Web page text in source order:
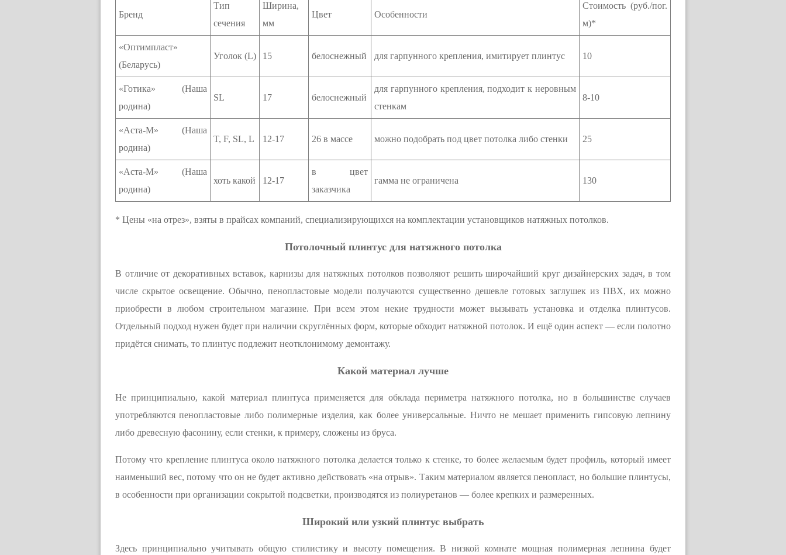
Бренд
Тип
сечения
Ширина,
мм
Цвет Особенности
Стоимость (руб./пог.
м)*
«Оптимпласт»
(Беларусь)
Уголок (L) 15 белоснежный для гарпунного крепления, имитирует плинтус 10
«Готика» (Наша
родина)
SL 17 белоснежный
для гарпунного крепления, подходит к неровным
стенкам
8-10
«Аста-М» (Наша
родина)
T, F, SL, L 12-17 26 в массе можно подобрать под цвет потолка либо стенки 25
«Аста-М» (Наша
родина)
хоть какой 12-17
в цвет
заказчика
гамма не ограничена 130
* Цены «на отрез», взяты в прайсах компаний, специализирующихся на комплектации установщиков натяжных потолков.
Потолочный плинтус для натяжного потолка
В отличие от декоративных вставок, карнизы для натяжных потолков позволяют решить широчайший круг дизайнерских задач, в том
числе скрытое освещение. Обычно, пенопластовые модели получаются существенно дешевле готовых заглушек из ПВХ, их можно
приобрести в любом строительном магазине. При всем этом некие трудности может вызывать установка и отделка плинтусов.
Отдельный подход нужен будет при наличии скруглённых форм, которые обходит натяжной потолок. И ещё один аспект — если полотно
придётся снимать, то плинтус подлежит неотклонимому демонтажу.
Какой материал лучше
Не принципиально, какой материал плинтуса применяется для обклада периметра натяжного потолка, но в большинстве случаев
употребляются пенопластовые либо полимерные изделия, как более универсальные. Ничто не мешает применить гипсовую лепнину
либо древесную фасонину, если стенки, к примеру, сложены из бруса.
Потому что крепление плинтуса около натяжного потолка делается только к стенке, то более желаемым будет профиль, который имеет
наименьший вес, потому что он не будет активно действовать «на отрыв». Таким материалом является пенопласт, но большие плинтусы,
в особенности при организации сокрытой подсветки, производятся из полиуретанов — более крепких и размеренных.
Широкий или узкий плинтус выбрать
Здесь принципиально учитывать общую стилистику и высоту помещения. В низкой комнате мощная полимерная лепнина будет